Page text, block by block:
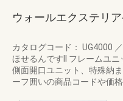
ウォールエクステリ
カタログコード： UG4000 ／
ほせるんですII フレームユニ
側面開口ユニット、特殊納
ーフ囲いの商品コードや価